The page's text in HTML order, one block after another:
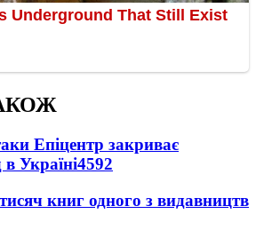
Епіцентр закриває
Україні4592
книг одного з видавництв